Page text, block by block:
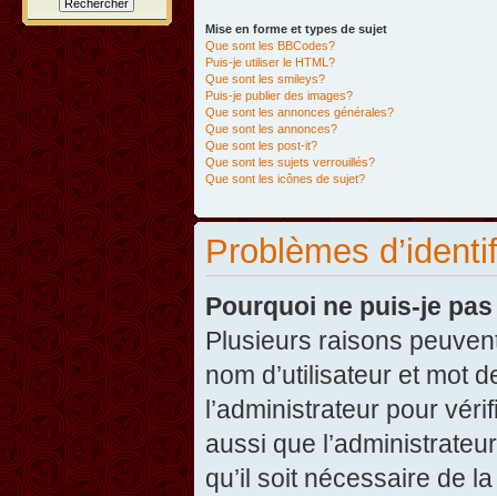
Mise en forme et types de sujet
Que sont les BBCodes?
Puis-je utiliser le HTML?
Que sont les smileys?
Puis-je publier des images?
Que sont les annonces générales?
Que sont les annonces?
Que sont les post-it?
Que sont les sujets verrouillés?
Que sont les icônes de sujet?
Problèmes
Pourquoi ne puis-je
Plusieurs raisons
nom d’utilisateur et mot
l’administrateur pour
aussi que
qu’il soit nécessaire de